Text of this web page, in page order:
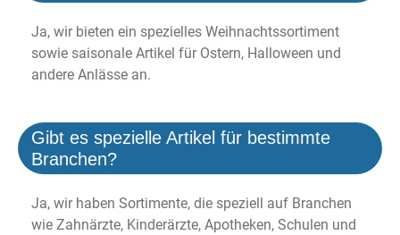
Ja, wir bieten ein spezielles Weihnachtssortiment
sowie saisonale Artikel für Ostern, Halloween und
andere Anlässe an.
Gibt es spezielle Artikel für bestimmte
Branchen?
Ja, wir haben Sortimente, die speziell auf Branchen
wie Zahnärzte, Kinderärzte, Apotheken, Schulen und